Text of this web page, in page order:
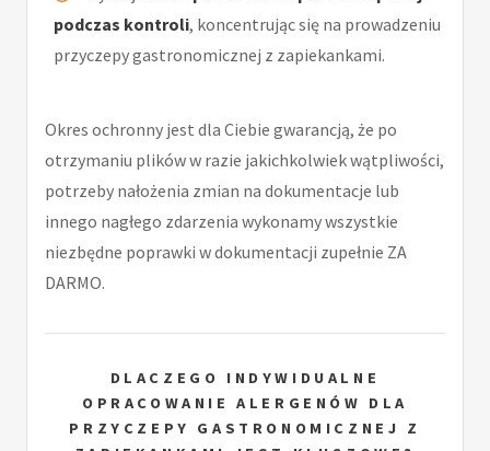
podczas kontroli, koncentrując się na prowadzeniu
przyczepy gastronomicznej z zapiekankami.
Okres ochronny jest dla Ciebie gwarancją, że po
otrzymaniu plików w razie jakichkolwiek wątpliwości,
potrzeby nałożenia zmian na dokumentacje lub
innego nagłego zdarzenia wykonamy wszystkie
niezbędne poprawki w dokumentacji zupełnie ZA
DARMO.
DLACZEGO INDYWIDUALNE
OPRACOWANIE ALERGENÓW DLA
PRZYCZEPY GASTRONOMICZNEJ Z